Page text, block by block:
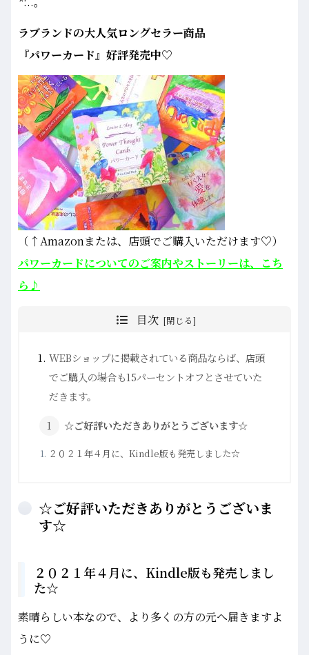
ラブランドの大人気ロングセラー商品
『パワーカード』好評発売中♡
（↑Amazonまたは、店頭でご購入いただけます♡）
パワーカードについてのご案内やストーリーは、こち
ら♪
目次
WEBショップに掲載されている商品ならば、店頭
でご購入の場合も15パーセントオフとさせていた
だきます。
☆ご好評いただきありがとうございます☆
２０２１年４月に、Kindle版も発売しました☆
☆ご好評いただきありがとうございま
す☆
２０２１年４月に、Kindle版も発売しまし
た☆
素晴らしい本なので、より多くの方の元へ届きますよ
うに♡